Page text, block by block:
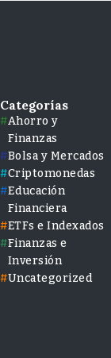
Categorías
Ahorro y
Finanzas
Bolsa y Mercados
Criptomonedas
Educación
Financiera
ETFs e Indexados
Finanzas e
Inversión
Uncategorized